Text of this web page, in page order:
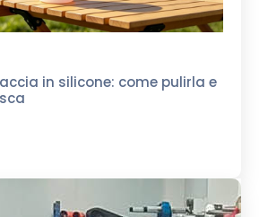
in silicone: come pulirla e